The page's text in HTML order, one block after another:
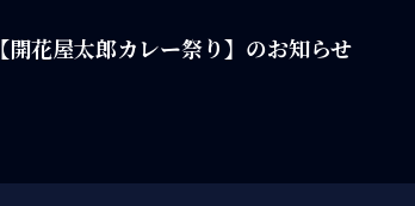
【開花屋太郎カレー祭り】のお知らせ